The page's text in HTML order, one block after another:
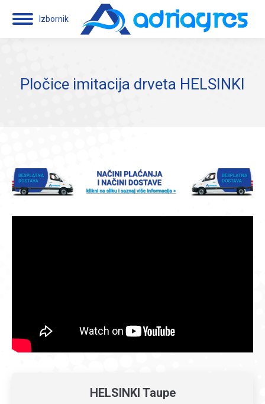
Izbornik
Pločice imitacija drveta HELSINKI
HELSINKI Taupe